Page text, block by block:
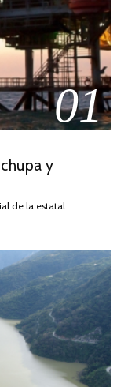
01
y
de la estatal